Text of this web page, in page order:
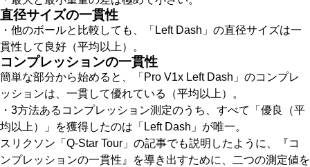
直径サイズの一貫性
・他のボールと比較しても、「Left Dash」の直径サイズは一
貫性して良好（平均以上）。
コンプレッションの一貫性
簡単な部分から始めると、「Pro V1x Left Dash」のコンプレ
ッションは、一貫して優れている（平均以上）。
・3方法あるコンプレッション測定のうち、すべて「優良（平
均以上）」を獲得したのは「Left Dash」が唯一。
スリクソン「Q-Star Tour」の記事でも説明したように、『コ
ンプレッションの一貫性』を導き出すために、二つの測定値を